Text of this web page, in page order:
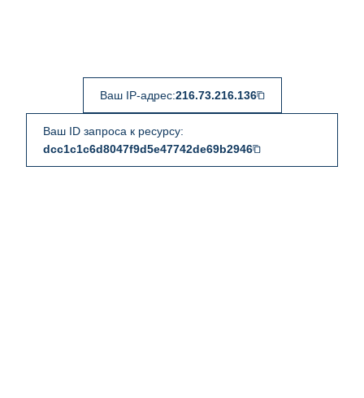
Ваш IP-адрес:216.73.216.136
Ваш ID запроса к ресурсу:
dcc1c1c6d8047f9d5e47742de69b2946